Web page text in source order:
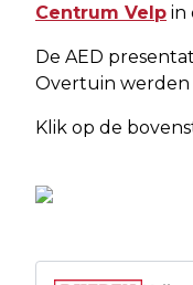
Centrum Velp in
De AED
Overtuin werden
Klik op de